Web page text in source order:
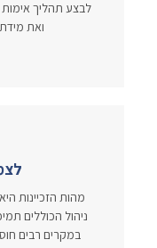
לבצע תהליך
ואת
מהות הזכיינות
ניהול הכוללים
במקרים רבים